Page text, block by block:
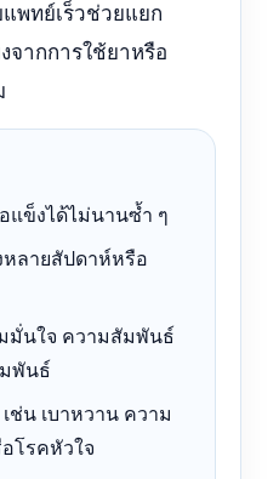
แพทย์เร็วช่วยแยก
จากการใช้ยาหรือ
แข็งได้ไม่นานซ้ำ ๆ
ลายสัปดาห์หรือ
มั่นใจ ความสัมพันธ์
พันธ์
ช่น เบาหวาน ความ
โรคหัวใจ